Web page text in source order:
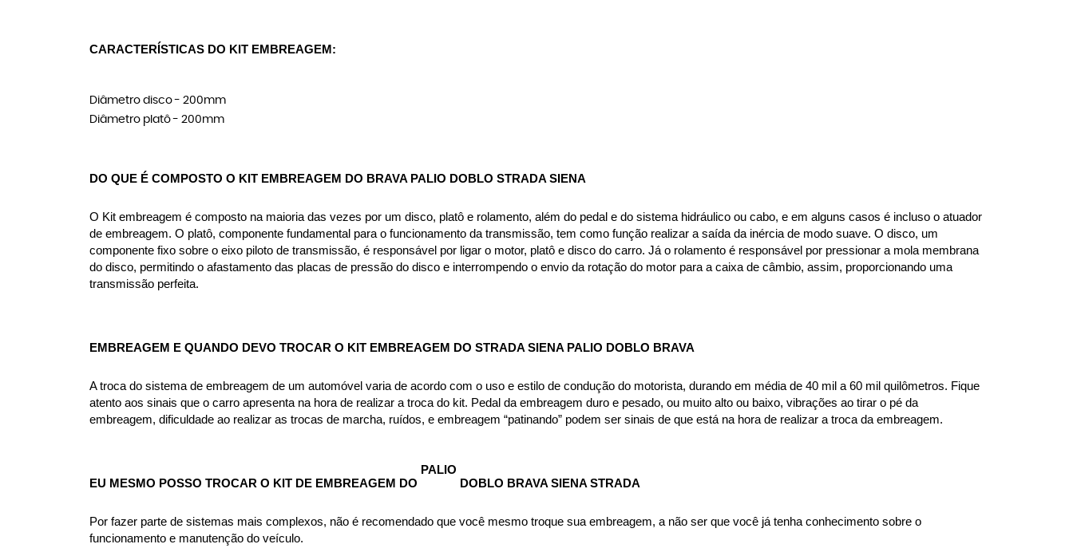
CARACTERÍSTICAS DO KIT EMBREAGEM:
Diâmetro disco - 200mm
Diâmetro platô - 200mm
DO QUE É COMPOSTO O KIT EMBREAGEM DO BRAVA PALIO DOBLO STRADA SIENA
O Kit embreagem é composto na maioria das vezes por um disco, platô e rolamento, além do pedal e do sistema hidráulico ou cabo, e em alguns casos é incluso o atuador
de embreagem. O platô, componente fundamental para o funcionamento da transmissão, tem como função realizar a saída da inércia de modo suave. O disco, um
componente fixo sobre o eixo piloto de transmissão, é responsável por ligar o motor, platô e disco do carro. Já o rolamento é responsável por pressionar a mola membrana
do disco, permitindo o afastamento das placas de pressão do disco e interrompendo o envio da rotação do motor para a caixa de câmbio, assim, proporcionando uma
transmissão perfeita.
EMBREAGEM E QUANDO DEVO TROCAR O KIT EMBREAGEM DO STRADA SIENA PALIO DOBLO BRAVA
A troca do sistema de embreagem de um automóvel varia de acordo com o uso e estilo de condução do motorista, durando em média de 40 mil a 60 mil quilômetros. Fique
atento aos sinais que o carro apresenta na hora de realizar a troca do kit. Pedal da embreagem duro e pesado, ou muito alto ou baixo, vibrações ao tirar o pé da
embreagem, dificuldade ao realizar as trocas de marcha, ruídos, e embreagem “patinando” podem ser sinais de que está na hora de realizar a troca da embreagem.
EU MESMO POSSO TROCAR O KIT DE EMBREAGEM DO
PALIO
DOBLO BRAVA SIENA STRADA
Por fazer parte de sistemas mais complexos, não é recomendado que você mesmo troque sua embreagem, a não ser que você já tenha conhecimento sobre o
funcionamento e manutenção do veículo.